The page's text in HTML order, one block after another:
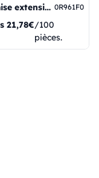
Chemise extensible ultime pour femmes 0R961F0
21,78€/100
pièces.